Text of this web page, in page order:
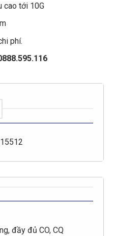
cao tới 10G
phí.
đầy đủ CO, CQ